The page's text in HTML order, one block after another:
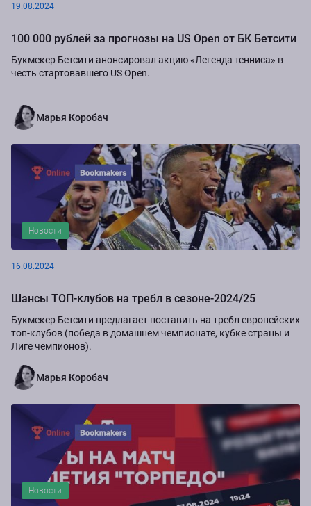
19.08.2024
100 000 рублей за прогнозы на US Open от БК Бетсити
Букмекер Бетсити анонсировал акцию «Легенда тенниса» в
честь стартовавшего US Open.
Марья Коробач
Новости
16.08.2024
Шансы ТОП-клубов на требл в сезоне-2024/25
Букмекер Бетсити предлагает поставить на требл европейских
топ-клубов (победа в домашнем чемпионате, кубке страны и
Лиге чемпионов).
Марья Коробач
Новости